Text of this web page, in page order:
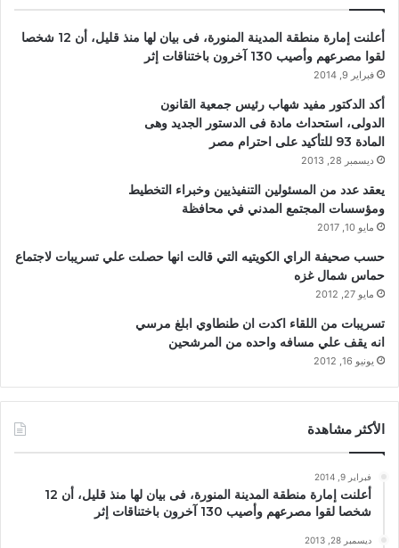
أعلنت إمارة منطقة المدينة المنورة، فى بيان لها منذ قليل، أن 12 شخصا
لقوا مصرعهم وأصيب 130 آخرون باختناقات إثر
فبراير 9, 2014
أكد الدكتور مفيد شهاب رئيس جمعية القانون
الدولى، استحداث مادة فى الدستور الجديد وهى
المادة 93 للتأكيد على احترام مصر
ديسمبر 28, 2013
يعقد عدد من المسئولين التنفيذيين وخبراء التخطيط
ومؤسسات المجتمع المدني في محافظة
مايو 10, 2017
حسب صحيفة الراي الكويتيه التي قالت انها حصلت علي تسريبات لاجتماع
حماس شمال غزه
مايو 27, 2012
تسريبات من اللقاء اكدت ان طنطاوي ابلغ مرسي
انه يقف علي مسافه واحده من المرشحين
يونيو 16, 2012
الأكثر مشاهدة
فبراير 9, 2014
أعلنت إمارة منطقة المدينة المنورة، فى بيان لها منذ قليل، أن 12
شخصا لقوا مصرعهم وأصيب 130 آخرون باختناقات إثر
ديسمبر 28, 2013